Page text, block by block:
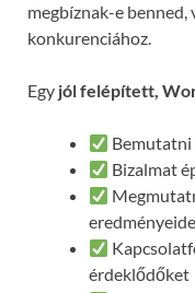
megbíznak-e
konkurenciához.
Egy jól felépített,
Bemutatni
Bizalmat
érdeklődőket